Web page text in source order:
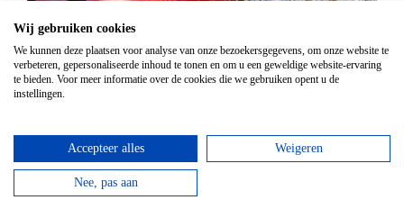
Kanovaren
Vanaf€21,95
Kanovaren moet je echt doen in de Ardennen! Boek
nu jouw avontuur op het water!
bekijken
Wij gebruiken cookies
We kunnen deze plaatsen voor analyse van onze bezoekersgegevens, om onze website te
verbeteren, gepersonaliseerde inhoud te tonen en om u een geweldige website-ervaring
te bieden. Voor meer informatie over de cookies die we gebruiken opent u de
instellingen.
Accepteer alles Weigeren
Nee, pas aan